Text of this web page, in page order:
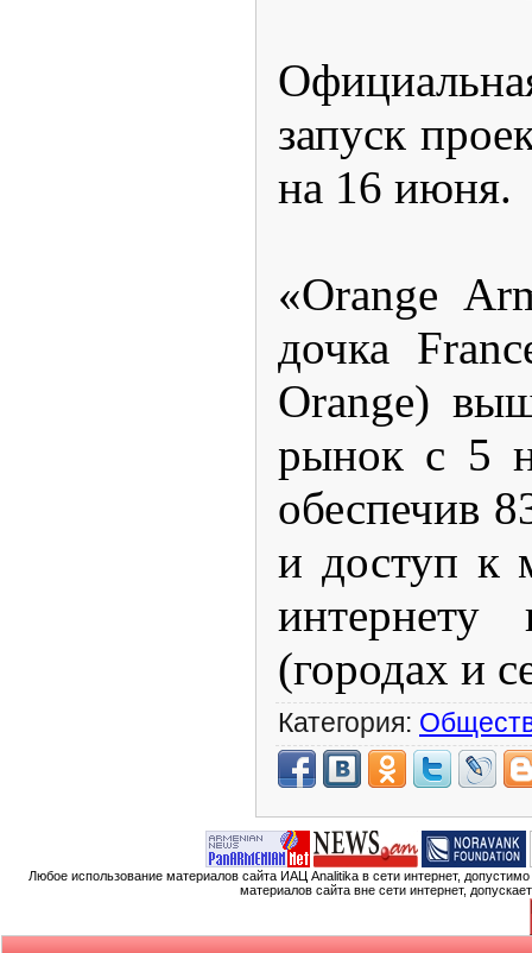
запуск
на 16 июня.
«Orange
дочка
Orange)
рынок с 5
обеспечив
и доступ к
(городах и
Категория:
Любое использование материалов сайта ИАЦ Analitika в сети интернет,
материалов сайта вне сети интернет,